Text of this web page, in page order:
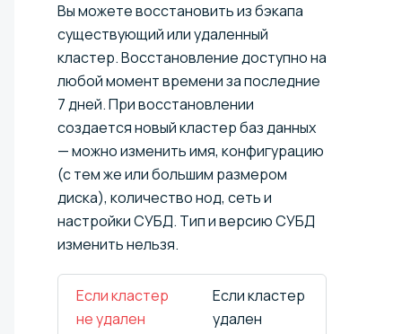
Вы можете восстановить из бэкапа
существующий или удаленный
кластер. Восстановление доступно на
любой момент времени за последние
7 дней. При восстановлении
создается новый кластер баз данных
— можно изменить имя, конфигурацию
(с тем же или большим размером
диска), количество нод, сеть и
настройки СУБД. Тип и версию СУБД
изменить нельзя.
Если кластер
не удален
Если кластер
удален